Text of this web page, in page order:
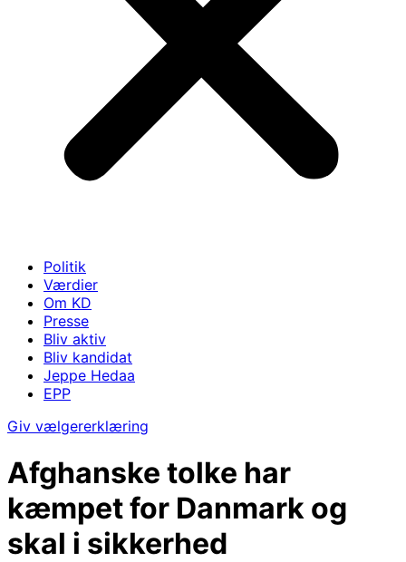
Politik
Værdier
Om KD
Presse
Bliv aktiv
Bliv kandidat
Jeppe Hedaa
EPP
Giv vælgererklæring
Afghanske tolke har
kæmpet for Danmark og
skal i sikkerhed